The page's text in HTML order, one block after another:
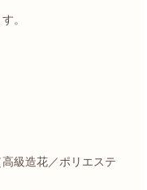
。
級造花／ポリエステ